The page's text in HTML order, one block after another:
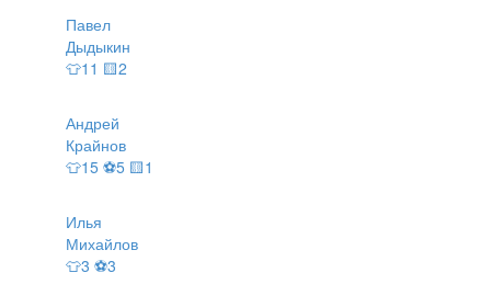
Павел
Дыдыкин
👕11 🟨2
Андрей
Крайнов
👕15 ⚽5 🟨1
Илья
Михайлов
👕3 ⚽3